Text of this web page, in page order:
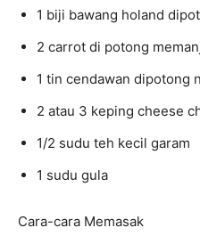
1 biji bawang holand
2 carrot di potong
1 tin cendawan dipotong
2 atau 3 keping cheese
1/2 sudu teh kecil garam
1 sudu gula
Cara-cara Memasak